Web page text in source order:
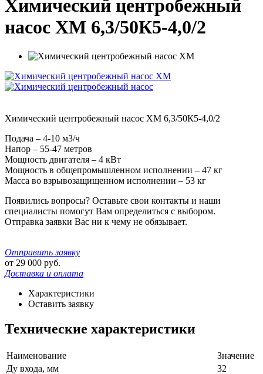
Химический центробежный
насос ХМ 6,3/50К5-4,0/2
Химический центробежный насос ХМ 6,3/50К5-4,0/2
Подача – 4-10 м3/ч
Напор – 55-47 метров
Мощность двигателя – 4 кВт
Мощность в общепромышленном исполнении – 47 кг
Масса во взрывозащищенном исполнении – 53 кг
Появились вопросы? Оставьте свои контакты и наши
специалисты помогут Вам определиться с выбором.
Отправка заявки Вас ни к чему не обязывает.
Отправить заявку
от 29 000 руб.
Доставка и оплата
Характеристики
Оставить заявку
Технические характеристики
Наименование
Значение
Ду входа, мм
32